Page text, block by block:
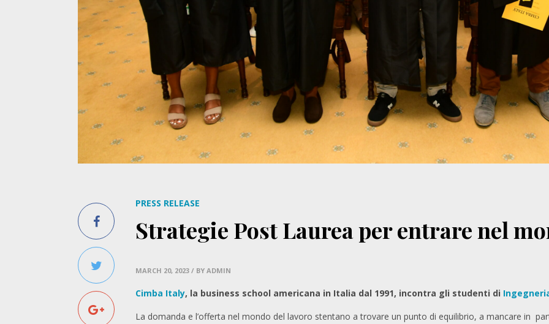
PRESS RELEASE
Strategie Post Laurea per entrare nel
MARCH 20, 2023 / BY ADMIN
Cimba Italy, la business school americana in Italia dal 1991, incontra gli studenti di
La domanda e l’offerta nel mondo del lavoro stentano a trovare un punto di equilibrio, a mancare in